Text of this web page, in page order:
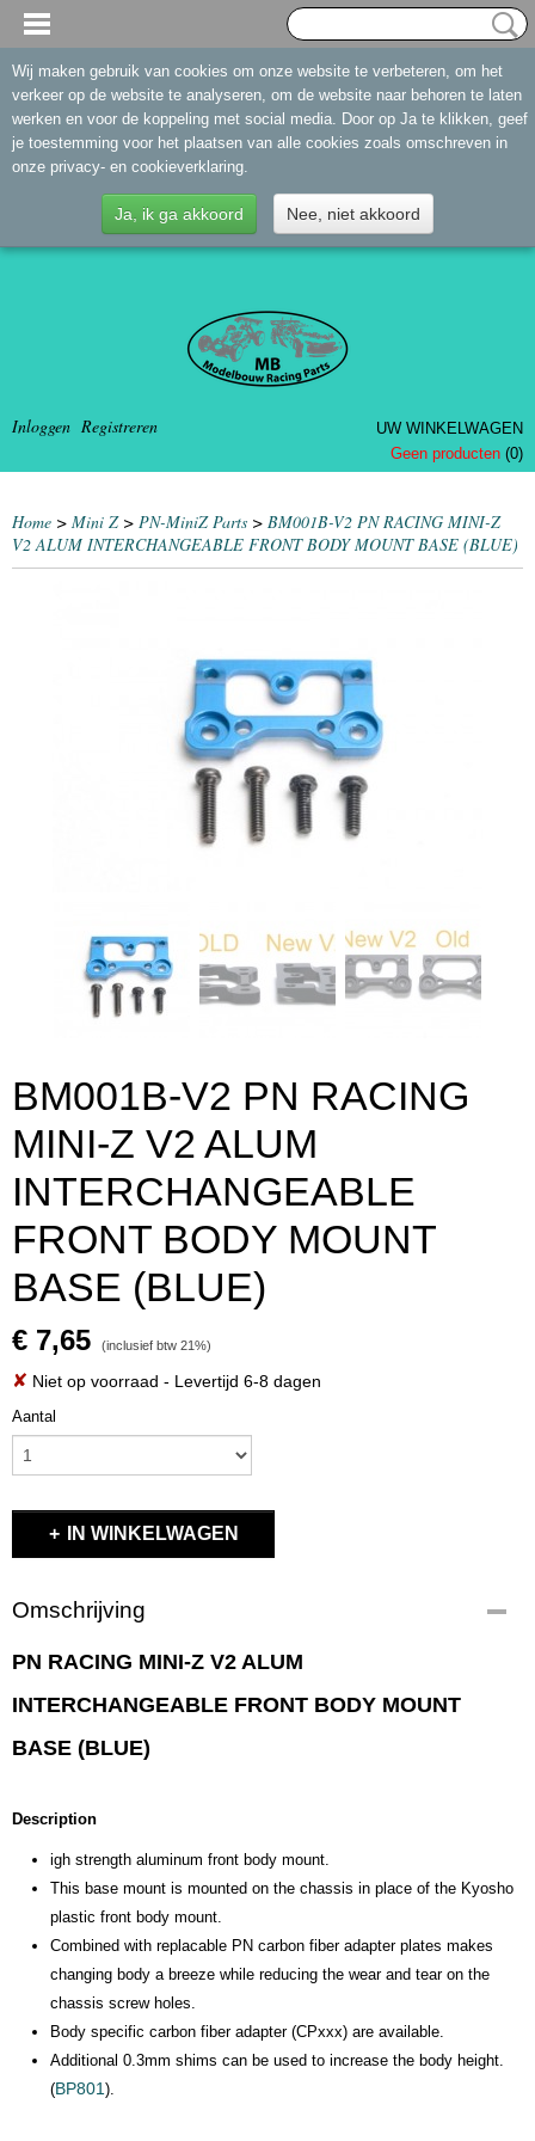
Inloggen Registreren
UW WINKELWAGEN
Geen producten (0)
Home > Mini Z> PN-MiniZ Parts > BM001B-V2 PN RACING MINI-Z
V2 ALUM INTERCHANGEABLE FRONT BODY MOUNT BASE (BLUE)
BM001B-V2 PN RACING
MINI-Z V2 ALUM
INTERCHANGEABLE
FRONT BODY MOUNT
BASE (BLUE)
€ 7,65 (inclusief btw 21%)
✘ Niet op voorraad - Levertijd 6-8 dagen
Aantal
IN WINKELWAGEN
Omschrijving
PN RACING MINI-Z V2 ALUM
INTERCHANGEABLE FRONT BODY MOUNT
BASE (BLUE)
Description
igh strength aluminum front body mount.
This base mount is mounted on the chassis in place of the Kyosho
plastic front body mount.
Combined with replacable PN carbon fiber adapter plates makes
changing body a breeze while reducing the wear and tear on the
chassis screw holes.
Body specific carbon fiber adapter (CPxxx) are available.
Additional 0.3mm shims can be used to increase the body height.
(BP801 ).
Wij maken gebruik van cookies om onze website te verbeteren, om het
verkeer op de website te analyseren, om de website naar behoren te laten
werken en voor de koppeling met social media. Door op Ja te klikken, geef
je toestemming voor het plaatsen van alle cookies zoals omschreven in
onze privacy- en cookieverklaring.
Ja, ik ga akkoord Nee, niet akkoord